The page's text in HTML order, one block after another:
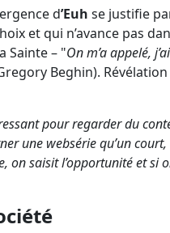
d’Euh se justifie
et qui n’avance pas
Sainte – "On m’a appelé,
Beghin).
pour regarder du
une websérie qu’un
on saisit l’opportunité et si